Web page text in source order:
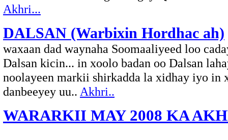
Akhri...
DALSAN (Warbixin Hordhac ah)
waxaan dad waynaha Soomaaliyeed loo
Dalsan kicin... in xoolo badan oo Dalsan
noolayeen markii shirkadda la xidhay iyo in
danbeeyey uu.. Akhri..
WARARKII MAY 2008 KA